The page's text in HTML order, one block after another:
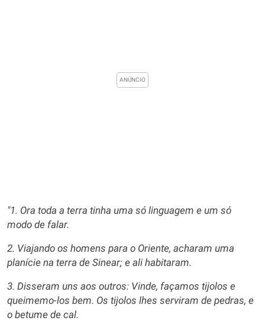
"1. Ora toda a terra tinha uma só linguagem e um só
modo de falar.
2. Viajando os homens para o Oriente, acharam uma
planície na terra de Sinear; e ali habitaram.
3. Disseram uns aos outros: Vinde, façamos tijolos e
queimemo-los bem. Os tijolos lhes serviram de pedras, e
o betume de cal.